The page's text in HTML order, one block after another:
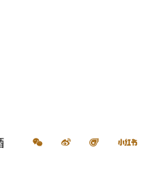
微信 微博 飞猪